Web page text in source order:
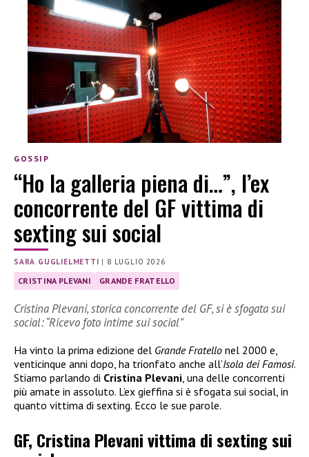
GOSSIP
“Ho la galleria piena di…”, l’ex
concorrente del GF vittima di
sexting sui social
SARA GUGLIELMETTI | 8 LUGLIO 2026
CRISTINA PLEVANI GRANDE FRATELLO
Cristina Plevani, storica concorrente del GF, si è sfogata sui
social: “Ricevo foto intime sui social”
Ha vinto la prima edizione del Grande Fratello nel 2000 e,
venticinque anni dopo, ha trionfato anche all’Isola dei Famosi.
Stiamo parlando di Cristina Plevani , una delle concorrenti
più amate in assoluto. L’ex gieffina si è sfogata sui social, in
quanto vittima di sexting. Ecco le sue parole.
GF, Cristina Plevani vittima di sexting sui